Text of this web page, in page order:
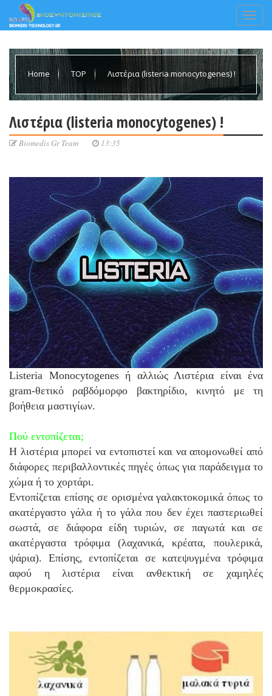
Home TOP Λιστέρια (listeria monocytogenes) !
Λιστέρια (listeria monocytogenes) !
Biomedis Gr Team 13:35
Listeria Monocytogenes ή αλλιώς Λιστέρια είναι ένα
gram-θετικό ραβδόμορφο βακτηρίδιο, κινητό με τη
βοήθεια μαστιγίων.
Πού εντοπίζεται;
Η λιστέρια μπορεί να εντοπιστεί και να απομονωθεί από
διάφορες περιβαλλοντικές πηγές όπως για παράδειγμα το
χώμα ή το χορτάρι.
Εντοπίζεται επίσης σε ορισμένα γαλακτοκομικά όπως το
ακατέργαστο γάλα ή το γάλα που δεν έχει παστεριωθεί
σωστά, σε διάφορα είδη τυριών, σε παγωτά και σε
ακατέργαστα τρόφιμα (λαχανικά, κρέατα, πουλερικά,
ψάρια). Επίσης, εντοπίζεται σε κατεψυγμένα τρόφιμα
αφού η λιστέρια είναι ανθεκτική σε χαμηλές
θερμοκρασίες.